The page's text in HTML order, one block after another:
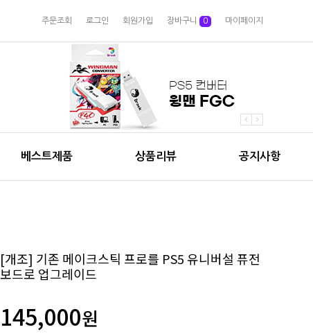
주문조회 로그인 회원가입 장바구니 0 마이페이지
베스트제품 상품리뷰 공지사항
[개조] 기존 메이크스틱 프로를 PS5 유니버설 퓨전
보드로 업그레이드
145,000원